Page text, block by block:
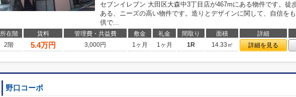
セブンイレブン 大田区大森中3丁目店が467mにある物件です。徒
ある、ニーズの高い物件です。造りとデザインに関して、自信を
供で...
所在階 賃料 管理費・共益費 敷金 礼金 間取り 面積 詳細
2階
5.4万円 3,000円 1ヶ月 1ヶ月 1R 14.33㎡ 詳細を見る
野口コーポ